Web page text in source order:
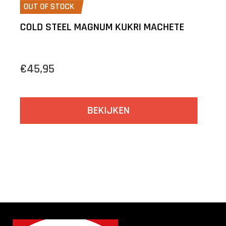
OUT OF STOCK
COLD STEEL MAGNUM KUKRI MACHETE
€45,95
BEKIJKEN